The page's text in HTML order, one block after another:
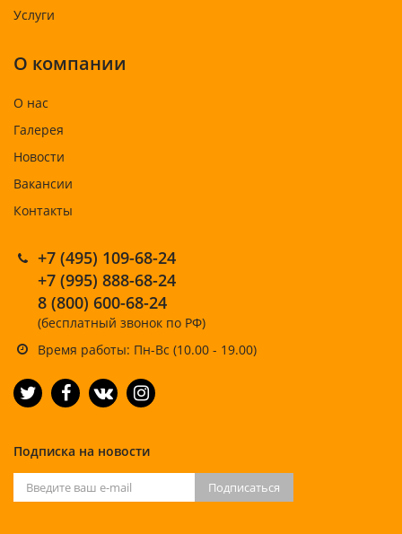
Услуги
О компании
О нас
Галерея
Новости
Вакансии
Контакты
+7 (495) 109-68-24
+7 (995) 888-68-24
8 (800) 600-68-24
(бесплатный звонок по РФ)
Время работы: Пн-Вс (10.00 - 19.00)
Подписка на новости
Подписаться